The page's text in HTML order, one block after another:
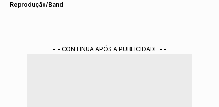
Reprodução/Band
- - CONTINUA APÓS A PUBLICIDADE - -